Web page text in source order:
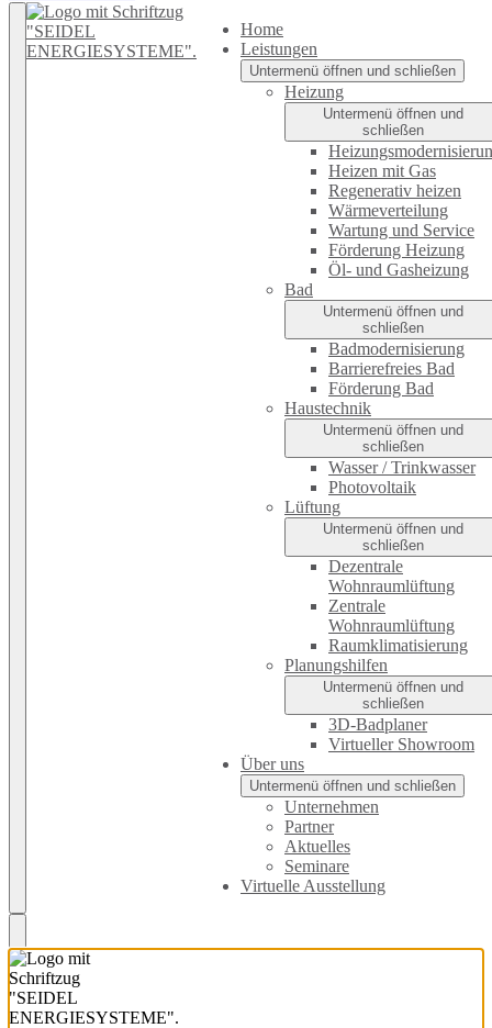
Home
Leistungen
Untermenü öffnen und schließen
Heizung
Untermenü öffnen und
schließen
Heizen mit Gas
Regenerativ heizen
Wärmeverteilung
Wartung und Service
Förderung Heizung
Öl- und Gasheizung
Bad
Untermenü öffnen und
schließen
Badmodernisierung
Barrierefreies Bad
Förderung Bad
Haustechnik
Untermenü öffnen und
schließen
Wasser / Trinkwasser
Photovoltaik
Lüftung
Untermenü öffnen und
schließen
Dezentrale
Wohnraumlüftung
Zentrale
Wohnraumlüftung
Raumklimatisierung
Planungshilfen
Untermenü öffnen und
schließen
3D-Badplaner
Virtueller Showroom
Über uns
Untermenü öffnen und schließen
Unternehmen
Partner
Aktuelles
Seminare
Virtuelle Ausstellung